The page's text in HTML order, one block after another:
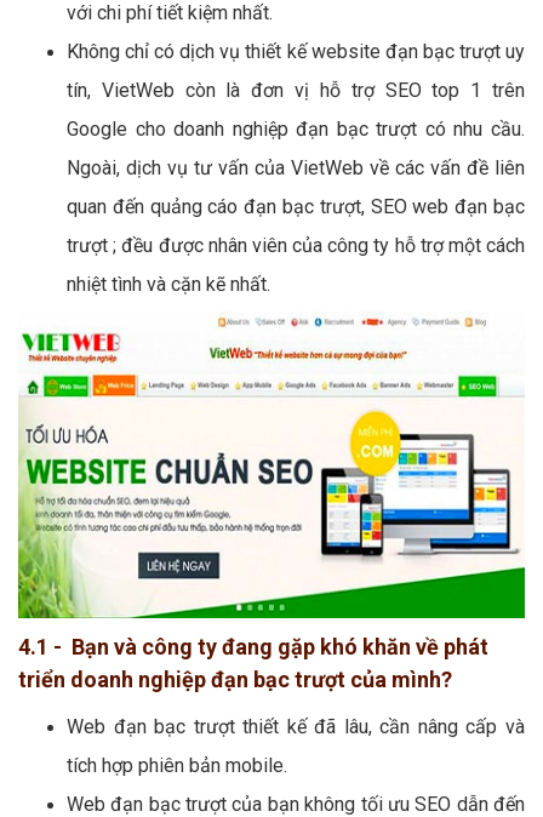
với chi phí tiết kiệm nhất.
Không chỉ có dịch vụ thiết kế website đạn bạc trượt uy
tín, VietWeb còn là đơn vị hỗ trợ SEO top 1 trên
Google cho doanh nghiệp đạn bạc trượt có nhu cầu.
Ngoài, dịch vụ tư vấn của VietWeb về các vấn đề liên
quan đến quảng cáo đạn bạc trượt, SEO web đạn bạc
trượt ; đều được nhân viên của công ty hỗ trợ một cách
nhiệt tình và cặn kẽ nhất.
4.1 - Bạn và công ty đang gặp khó khăn về phát
triển doanh nghiệp đạn bạc trượt của mình?
Web đạn bạc trượt thiết kế đã lâu, cần nâng cấp và
tích hợp phiên bản mobile.
Web đạn bạc trượt của bạn không tối ưu SEO dẫn đến